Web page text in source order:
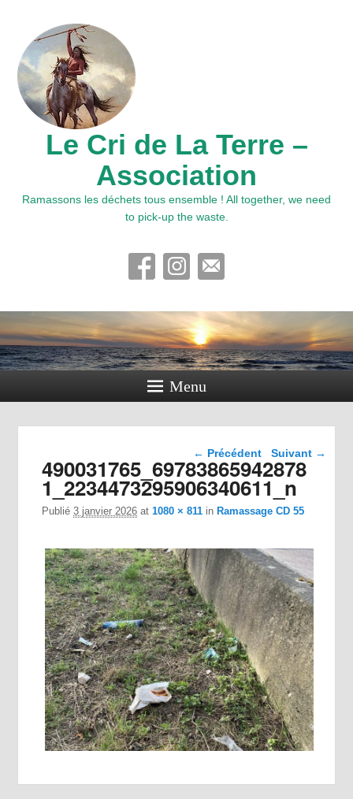
Le Cri de La Terre –
Association
Ramassons les déchets tous ensemble ! All together, we need
to pick-up the waste.
Menu
Navigation dans les
images
← Précédent Suivant →
490031765_69783865942878
1_2234473295906340611_n
Publié3 janvier 2026 at1080 × 811 in Ramassage CD 55